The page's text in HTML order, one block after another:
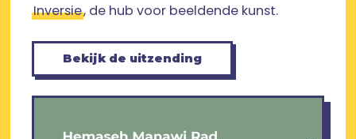
Inversie, de hub voor beeldende kunst.
Bekijk de uitzending